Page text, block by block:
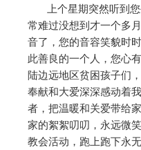
上个星期突然听到您
常难过没想到才一个多
音了，您的音容笑貌时
此善良的一个人，您心
陆边远地区贫困孩子们
奉献和大爱深深感动着
者，把温暖和关爱带给
家的絮絮叨叨，永远微
教会活动，跑上跑下永